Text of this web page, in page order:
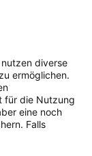
nutzen diverse
ermöglichen.
für die Nutzung
eine noch
Falls